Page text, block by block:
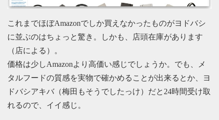
これまでほぼAmazonでしか買えなかったものがヨドバシ
に並ぶのはちょっと驚き。しかも、店頭在庫があります
（店による）。
価格は少しAmazonより高価い感じでしょうか。でも、メ
タルフードの質感を実物で確かめることが出来るとか、ヨ
ドバシアキバ（梅田もそうでしたっけ）だと24時間受け取
れるので、イイ感じ。